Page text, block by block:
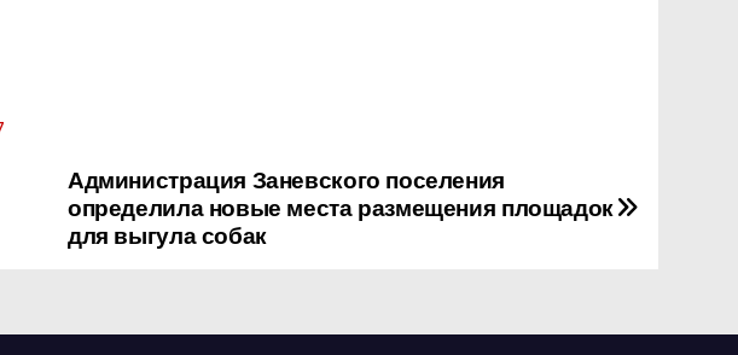
Администрация Заневского поселения
определила новые места размещения площадок
для выгула собак